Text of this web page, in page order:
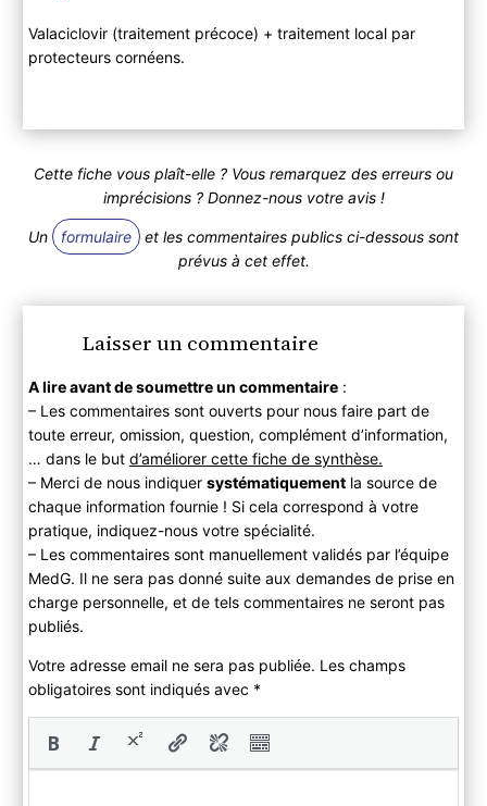
Valaciclovir (traitement précoce) + traitement local par
protecteurs cornéens.
Cette fiche vous plaît-elle ? Vous remarquez des erreurs ou
imprécisions ? Donnez-nous votre avis !
Un formulaire
et les commentaires publics ci-dessous sont
prévus à cet effet.
Laisser un commentaire
A lire avant de soumettre un commentaire:
– Les commentaires sont ouverts pour nous faire part de
toute erreur, omission, question, complément d’information,
… dans le but d’améliorer cette fiche de synthèse.
– Merci de nous indiquer systématiquementla source de
chaque information fournie ! Si cela correspond à votre
pratique, indiquez-nous votre spécialité.
– Les commentaires sont manuellement validés par l’équipe
MedG. Il ne sera pas donné suite aux demandes de prise en
charge personnelle, et de tels commentaires ne seront pas
publiés.
Votre adresse email ne sera pas publiée. Les champs
obligatoires sont indiqués avec *